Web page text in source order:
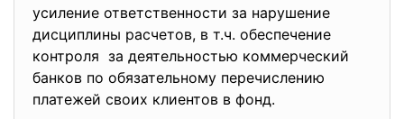
усиление ответственности за нарушение
дисциплины расчетов, в т.ч. обеспечение
контроля за деятельностью коммерческий
банков по обязательному перечислению
платежей своих клиентов в фонд.